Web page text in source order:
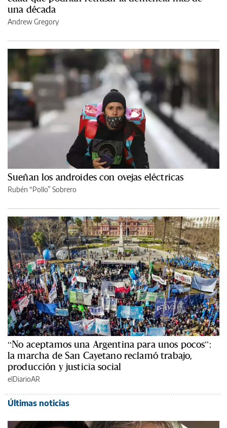
una década
Andrew Gregory
Sueñan los androides con ovejas eléctricas
Rubén “Pollo” Sobrero
“No aceptamos una Argentina para unos pocos”:
la marcha de San Cayetano reclamó trabajo,
producción y justicia social
elDiarioAR
Últimas noticias